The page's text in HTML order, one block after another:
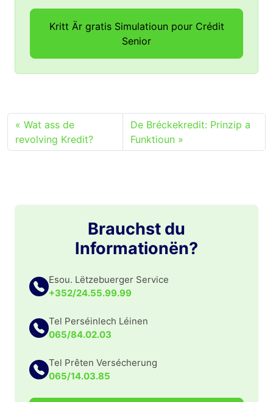
Kritt Är gratis Simulatioun pour Crédit
Senior
Wat ass de
revolving Kredit?
De Bréckekredit: Prinzip a
Funktioun
Brauchst du
Informationën?
Esou. Lëtzebuerger Service
+352/24.55.99.99
Tel Perséinlech Léinen
065/84.02.03
Tel Prêten Versécherung
065/14.03.85